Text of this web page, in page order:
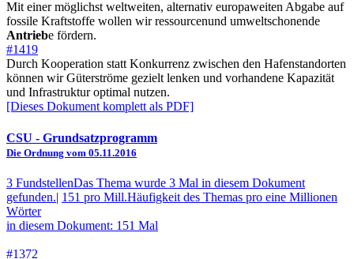
Mit einer möglichst weltweiten, alternativ europaweiten Abgabe auf
fossile Kraftstoffe wollen wir ressourcenund umweltschonende
Antriebe fördern.
#1419
Durch Kooperation statt Konkurrenz zwischen den Hafenstandorten
können wir Güterströme gezielt lenken und vorhandene Kapazität
und Infrastruktur optimal nutzen.
[Dieses Dokument komplett als PDF]
CSU - Grundsatzprogramm
Die Ordnung vom 05.11.2016
3 FundstellenDas Thema wurde 3 Mal in diesem Dokument
gefunden.| 151 pro Mill.Häufigkeit des Themas pro eine Millionen
Wörter
in diesem Dokument: 151 Mal
#1372